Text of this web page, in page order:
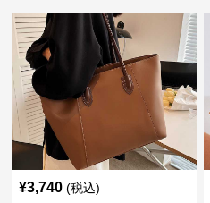
¥3,740 (税込)